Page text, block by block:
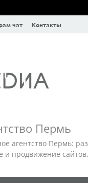
чат Контакты
Пермь
агентство Пермь:
и продвижение